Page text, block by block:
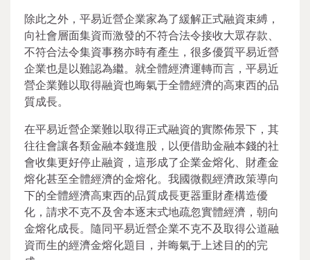
除此之外，平易近營企業家為了緩解正式融資束縛，
向社會層面集資而激發的不符合法令接收大眾存款、
不符合法令集資事務亦時有產生，很多優質平易近營
企業也是以難認為繼。就全體經濟運轉而言，平易近
營企業難以取得融資也晦氣于全體經濟的高東西的品
質成長。
在平易近營企業難以取得正式融資的實際佈景下，其
往往會讓各類金融本錢進股，以便借助金融本錢的社
會收集更好停止融資，這形成了企業金熔化、財產金
熔化甚至全體經濟的金熔化。我國微觀經濟政策導向
下的全體經濟高東西的品質成長更器重財產構造優
化，請求不克不及舍本逐末式地疏忽實體經濟，朝向
金熔化成長。隨同平易近營企業不克不及取得公道融
資而生的經濟金熔化題目，并晦氣于上述目的的完